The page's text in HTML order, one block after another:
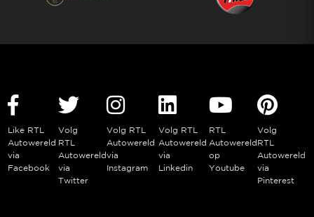
Like RTL
Autowereld
via
Facebook
Volg
RTL
Autowereld
via
Twitter
Volg RTL
Autowereld
via
Instagram
Volg RTL
Autowereld
via
Linkedin
RTL
Autowereld
op
Youtube
Volg
RTL
Autowereld
via
Pinterest